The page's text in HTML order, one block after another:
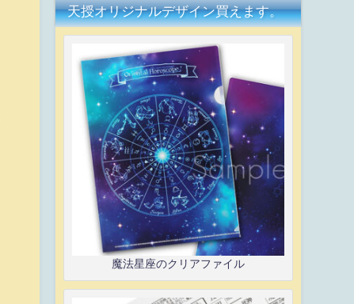
天授オリジナルデザイン買えます。
魔法星座のクリアファイル